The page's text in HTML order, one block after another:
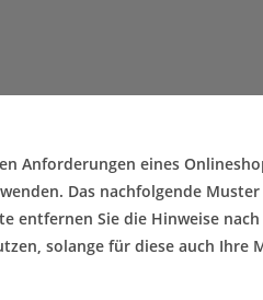
Anforderungen eines
Das nachfolgende
entfernen Sie die Hinweise
solange für diese auch Ihre